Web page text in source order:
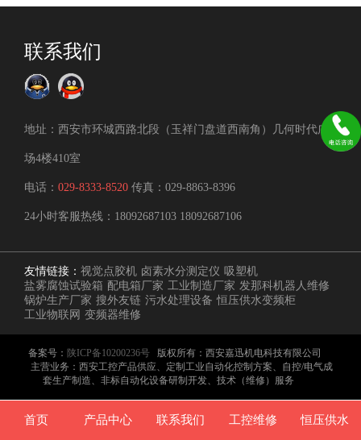
联系我们
地址：西安市环城西路北段（玉祥门盘道西南角）几何时代广
场4楼410室
电话： 029-8333-8520 传真：029-8863-8396
24小时客服热线： 18092687103 18092687106
友情链接： 视觉点胶机 卤素水分测定仪 吸塑机
盐雾腐蚀试验箱 配电箱厂家 工业制造厂家 发那科机器人维修
锅炉生产厂家 搜外友链 污水处理设备 恒压供水变频柜
工业物联网 变频器维修
备案号： 陕ICP备10200236号版权所有：西安嘉迅机电科技有限公司
主营业务：西安工控产品供应、定制工业自动化控制方案、自控/电气成
套生产制造、非标自动化设备研制开发、技术（维修）服务
首页 产品中心 联系我们 工控维修 恒压供水